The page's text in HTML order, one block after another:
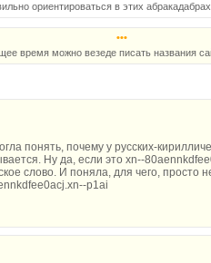
ориентироваться в этих
•••
время можно везеде писать названия
понять, почему у русских-
Ну да, если это xn--
слово. И поняла, для чего, просто
p1ai